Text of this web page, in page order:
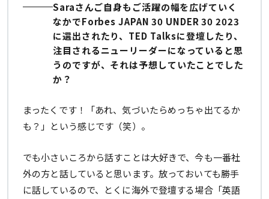
Saraさんご自身もご活躍の幅を広げていく
なかでForbes JAPAN 30 UNDER 30 2023
に選出されたり、TED Talksに登壇したり、
注目されるニューリーダーになっていると思
うのですが、それは予想していたことでした
か？
まったくです！「あれ、気づいたらめっちゃ出てるか
も？」という感じです（笑）。
でも小さいころから話すことは大好きで、今も一番社
外の方と話していると思います。放っておいても勝手
に話しているので、とくに海外で登壇する場合「英語